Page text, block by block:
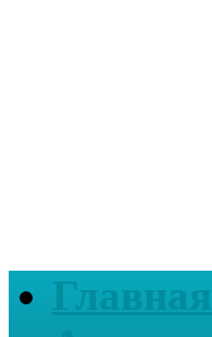
Главная